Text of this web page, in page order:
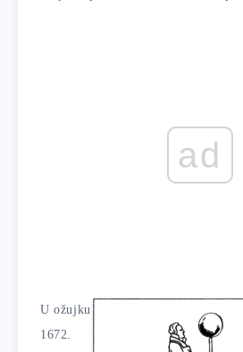
ad
U ožujku
1672.